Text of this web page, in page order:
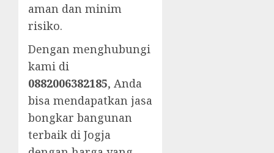
aman dan minim
risiko.
Dengan menghubungi
kami di
0882006382185, Anda
bisa mendapatkan jasa
bongkar bangunan
terbaik di Jogja